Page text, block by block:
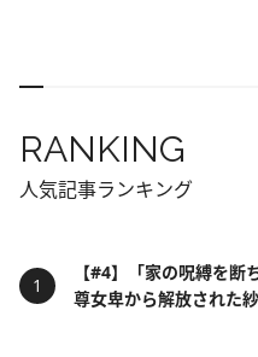
RANKING
人気記事ランキング
【#4】「家の呪縛を断
尊女卑から解放された